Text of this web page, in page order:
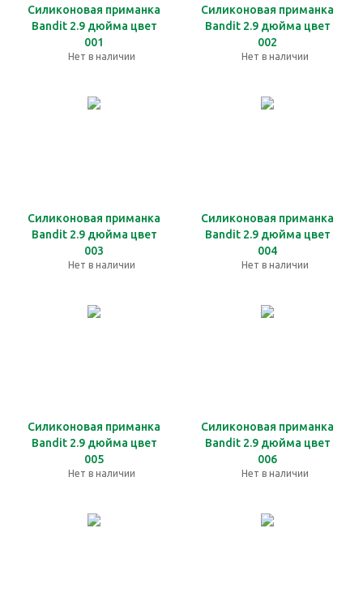
Силиконовая приманка
Bandit 2.9 дюйма цвет
001
Нет в наличии
Силиконовая приманка
Bandit 2.9 дюйма цвет
002
Нет в наличии
Силиконовая приманка
Bandit 2.9 дюйма цвет
003
Нет в наличии
Силиконовая приманка
Bandit 2.9 дюйма цвет
004
Нет в наличии
Силиконовая приманка
Bandit 2.9 дюйма цвет
005
Нет в наличии
Силиконовая приманка
Bandit 2.9 дюйма цвет
006
Нет в наличии